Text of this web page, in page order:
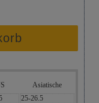
Asiatische
25-26.5